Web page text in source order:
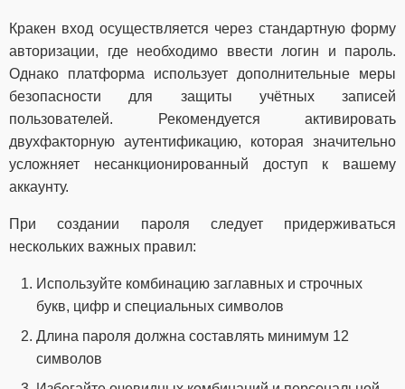
Кракен вход осуществляется через стандартную форму
авторизации, где необходимо ввести логин и пароль.
Однако платформа использует дополнительные меры
безопасности для защиты учётных записей
пользователей. Рекомендуется активировать
двухфакторную аутентификацию, которая значительно
усложняет несанкционированный доступ к вашему
аккаунту.
При создании пароля следует придерживаться
нескольких важных правил:
Используйте комбинацию заглавных и строчных
букв, цифр и специальных символов
Длина пароля должна составлять минимум 12
символов